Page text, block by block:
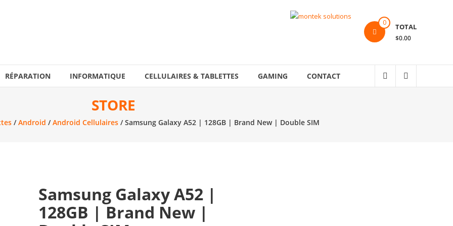
0 TOTAL
$0.00
RÉPARATION INFORMATIQUE CELLULAIRES & TABLETTES GAMING CONTACT
STORE
/Android /Android Cellulaires / Samsung Galaxy A52 | 128GB | Brand New | Double SIM
Samsung Galaxy A52 |
128GB | Brand New |